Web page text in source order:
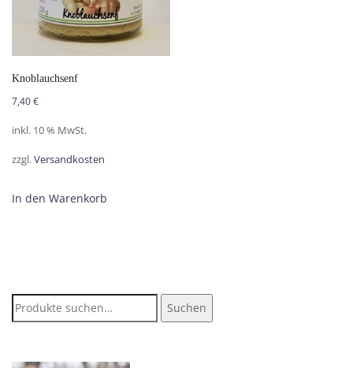
Knoblauchsenf
7,40€
inkl. 10 % MwSt.
zzgl.Versandkosten
In den Warenkorb
Suche
Suchen